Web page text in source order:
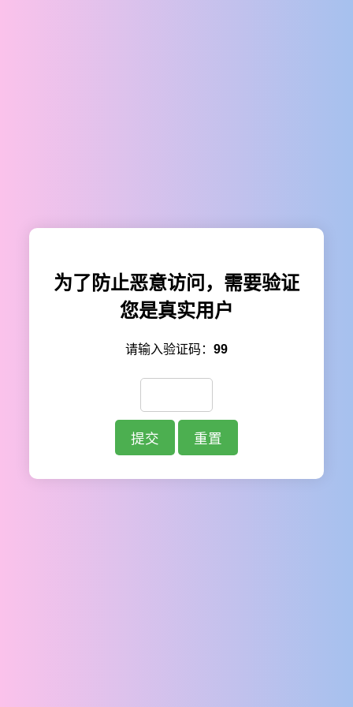
为了防止恶意访问，需要验证
您是真实用户
请输入验证码： 99
提交 重置